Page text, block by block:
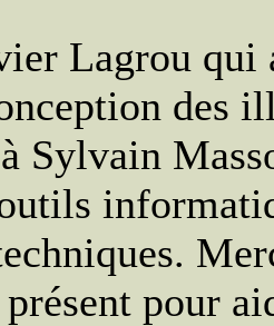
Lagrou qui
des
Sylvain
pour